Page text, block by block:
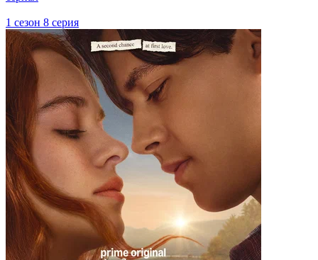
1 сезон 8 серия